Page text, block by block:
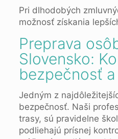
Pri dlhodobých
možnosť získania
Preprava
Slovensko:
bezpečnosť
Jedným z
bezpečnosť. Naši
trasy, sú pravidelne
podliehajú prísnej